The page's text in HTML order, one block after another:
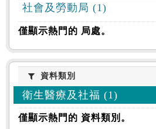
社會及勞動局 (1)
僅顯示熱門的 局處。
資料類別
資料類別
衛生醫療及社福 (1)
僅顯示熱門的 資料類別。